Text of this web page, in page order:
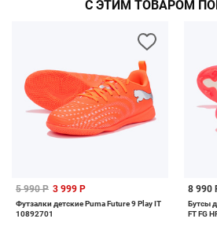
С ЭТИМ ТОВАРОМ
5 990 Р 3 999 Р
Футзалки детские Puma Future 9 Play IT
10892701
8 990
Бутсы
FT FG